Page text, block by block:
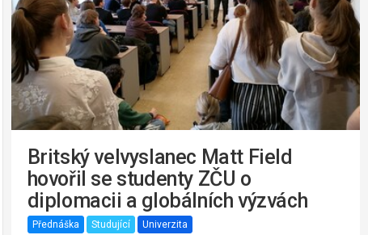
Britský velvyslanec Matt Field
hovořil se studenty ZČU o
diplomacii a globálních výzvách
Přednáška Studující Univerzita